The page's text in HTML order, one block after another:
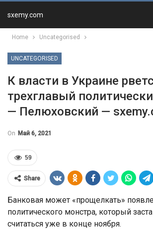
sxemy.com
Home Uncategorised
UNCATEGORISED
К власти в Украине
трехглавый
— Пелюховский —
On Май 6, 2021
59
Share
Банковая может «прощелкать»
политического монстра, который
считаться уже в конце ноября.